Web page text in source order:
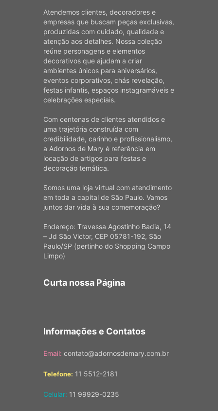
Atendemos clientes, decoradores e
empresas que buscam peças exclusivas,
produzidas com cuidado, qualidade e
atenção aos detalhes. Nossa coleção
reúne personagens e elementos
decorativos que ajudam a criar
ambientes únicos para aniversários,
eventos corporativos, chás revelação,
festas infantis, espaços instagramáveis e
celebrações especiais.
Com centenas de clientes atendidos e
uma trajetória construída com
credibilidade, carinho e profissionalismo,
a Adornos de Mary é referência em
locação de artigos para festas e
decoração temática.
Somos uma loja virtual com atendimento
em toda a capital de São Paulo. Vamos
juntos dar vida à sua comemoração?
Endereço: Travessa Agostinho Badia, 14
– Jd São Victor, CEP 05781-192, São
Paulo/SP (pertinho do Shopping Campo
Limpo)
Curta nossa Página
Informações e Contatos
Email: contato@adornosdemary.com.br
Telefone: 11 5512-2181
Celular: 11 99929-0235